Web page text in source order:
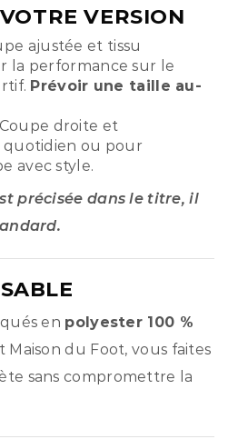
VERSION
ajustée et tissu
la performance sur le
Prévoir une taille au-
droite et
quotidien ou pour
avec style.
précisée dans le titre, il
en polyester 100 %
Maison du Foot, vous faites
sans compromettre la